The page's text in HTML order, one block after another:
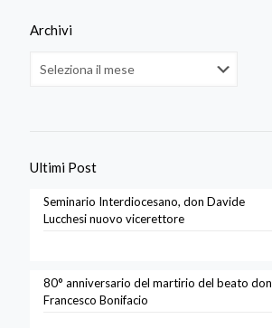
Archivi
Ultimi Post
Seminario Interdiocesano, don Davide
Lucchesi nuovo vicerettore
80° anniversario del martirio del beato don
Francesco Bonifacio